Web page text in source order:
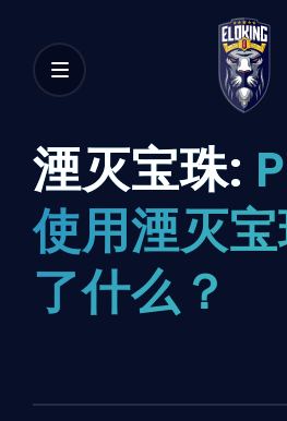
湮灭宝珠:
使用湮灭
了什么？